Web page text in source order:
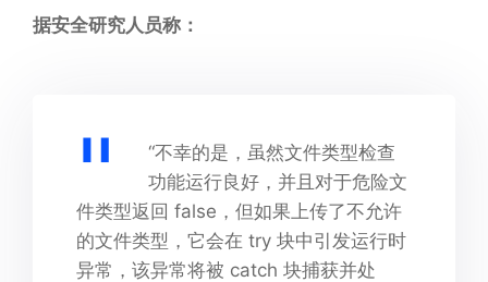
据安全研究人员称：
“不幸的是，虽然文件类型检查
功能运行良好，并且对于危险文
件类型返回 false，但如果上传了不允许
的文件类型，它会在 try 块中引发运行时
异常，该异常将被 catch 块捕获并处